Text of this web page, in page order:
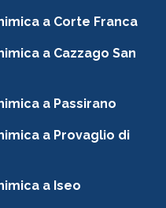
a Corte Franca
a Cazzago San
a Passirano
a Provaglio di
a Iseo